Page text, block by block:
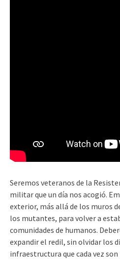
Seremos veteranos de la
militar que un día nos acogió.
exterior, más allá de los muros
los mutantes, para volver a
comunidades de humanos.
expandir el redil, sin olvidar los
infraestructura que cada vez son